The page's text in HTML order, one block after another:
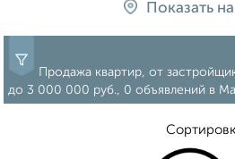
Показать
Продажа квартир, от
до 3 000 000 руб., 0 объявлений в